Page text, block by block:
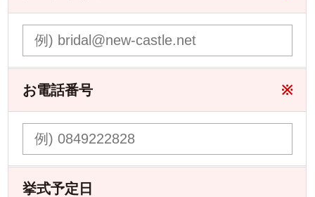
お電話番号 ※
挙式予定日